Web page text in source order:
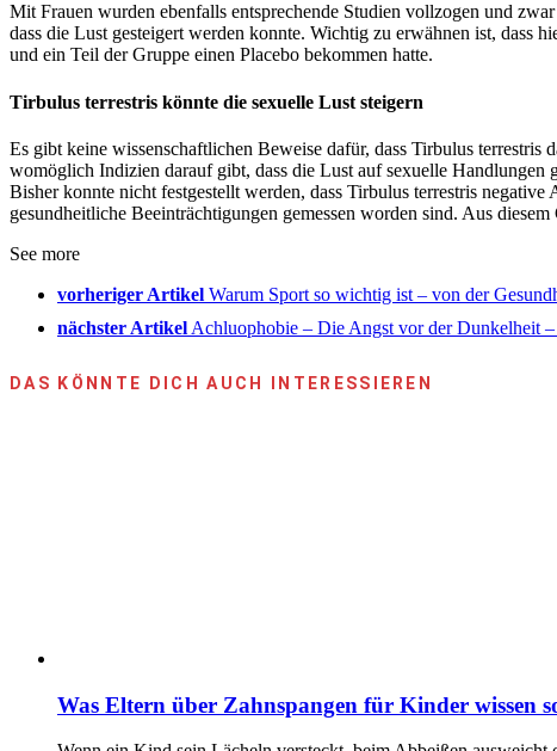
Mit Frauen wurden ebenfalls entsprechende Studien vollzogen und
dass die Lust gesteigert werden konnte. Wichtig zu erwähnen ist, dass
und ein Teil der Gruppe einen Placebo bekommen hatte.
Tirbulus terrestris könnte die sexuelle Lust steigern
Es gibt keine wissenschaftlichen Beweise dafür, dass Tirbulus terrestris
womöglich Indizien darauf gibt, dass die Lust auf sexuelle Handlungen
Bisher konnte nicht festgestellt werden, dass Tirbulus terrestris
gesundheitliche Beeinträchtigungen gemessen worden sind. Aus
See more
vorheriger Artikel Warum Sport so wichtig ist – von der
nächster Artikel Achluophobie – Die Angst vor der Dunkelheit
DAS KÖNNTE DICH AUCH INTERESSIEREN
Was Eltern über Zahnspangen für Kinder wissen